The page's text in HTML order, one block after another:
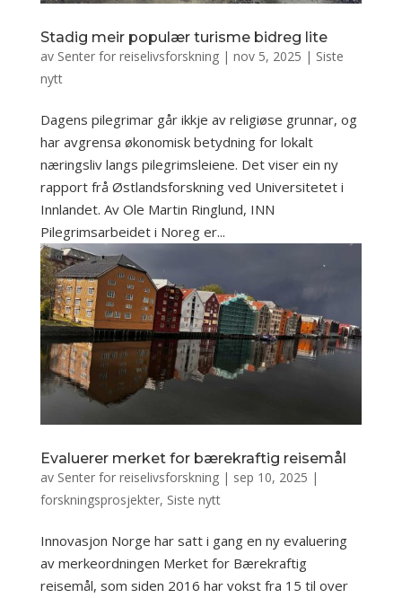
Stadig meir populær turisme bidreg lite
av Senter for reiselivsforskning| nov 5, 2025 | Siste
nytt
Dagens pilegrimar går ikkje av religiøse grunnar, og
har avgrensa økonomisk betydning for lokalt
næringsliv langs pilegrimsleiene. Det viser ein ny
rapport frå Østlandsforskning ved Universitetet i
Innlandet. Av Ole Martin Ringlund, INN
Pilegrimsarbeidet i Noreg er...
Evaluerer merket for bærekraftig reisemål
av Senter for reiselivsforskning| sep 10, 2025 |
forskningsprosjekter, Siste nytt
Innovasjon Norge har satt i gang en ny evaluering
av merkeordningen Merket for Bærekraftig
reisemål, som siden 2016 har vokst fra 15 til over